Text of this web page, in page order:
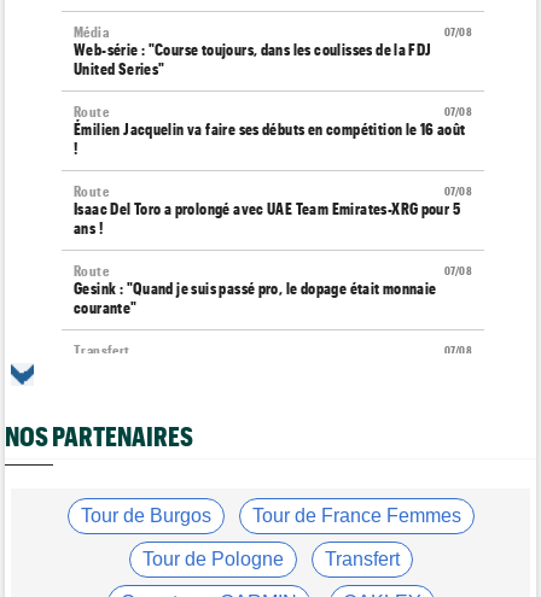
07/08
Média
Web-série : "Course toujours, dans les coulisses de la FDJ
United Series"
07/08
Route
Émilien Jacquelin va faire ses débuts en compétition le 16 août
!
07/08
Route
Isaac Del Toro a prolongé avec UAE Team Emirates-XRG pour 5
ans !
07/08
Route
Gesink : "Quand je suis passé pro, le dopage était monnaie
courante"
07/08
Transfert
Transfert
Lotto-Intermarché fait passer pro trois jeunes de sa formation
Kasia Niewiadoma : "C'est tellement génial d'être cycliste"
Tour de Burgos
Matthew Brennan : "Je me suis retrouvé un peu trop loin…"
NOS PARTENAIRES
Tour de Burgos Tour de France Femmes
Tour de Pologne Transfert